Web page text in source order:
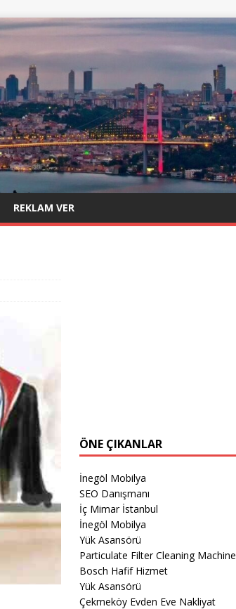
REKLAM VER
ÖNE ÇIKANLAR
İnegöl Mobilya
SEO Danışmanı
İç Mimar İstanbul
İnegöl Mobilya
Yük Asansörü
Particulate Filter Cleaning Machine
Bosch Hafif Hizmet
Yük Asansörü
Çekmeköy Evden Eve Nakliyat